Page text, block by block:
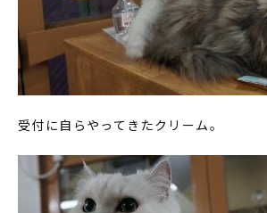
受付に自らやってきたクリーム。